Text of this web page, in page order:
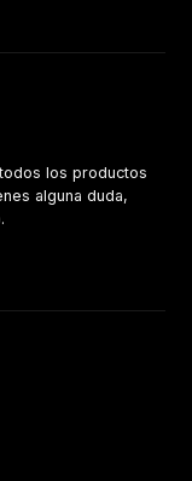
todos los productos
alguna duda,